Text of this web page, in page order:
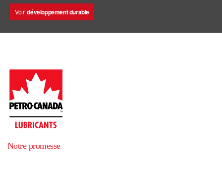
Voir développement durable
Notre promesse